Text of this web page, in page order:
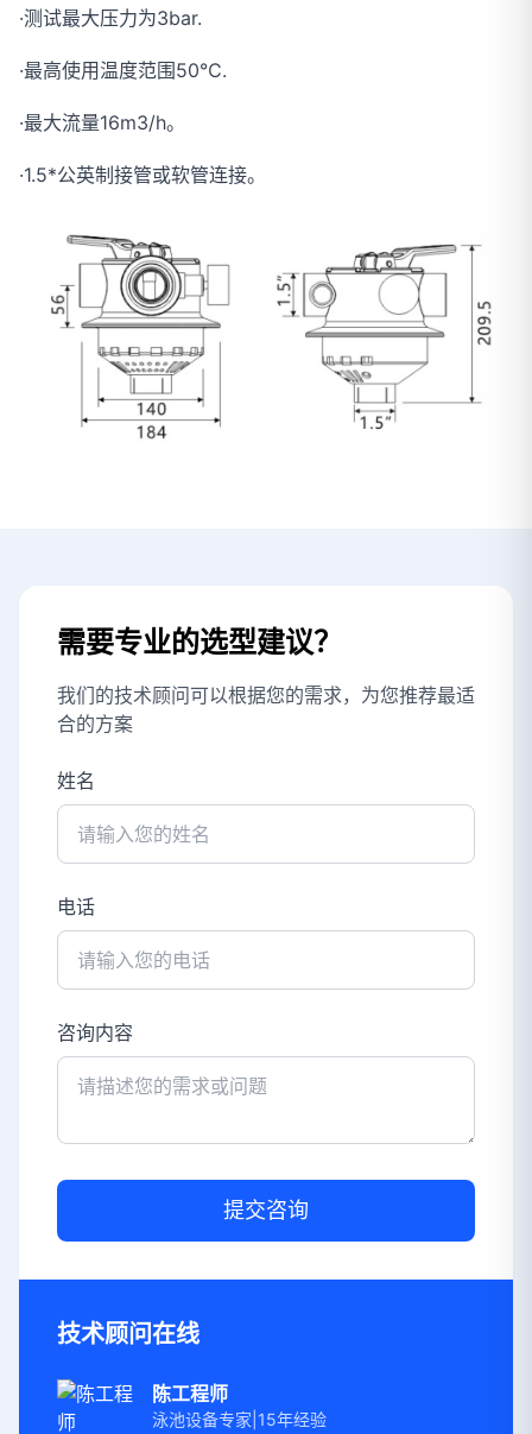
·测试最大压力为3bar.
·最高使用温度范围50℃.
·最大流量16m3/h。
·1.5*公英制接管或软管连接。
需要专业的选型建议？
我们的技术顾问可以根据您的需求，为您推荐最适
合的方案
姓名
电话
咨询内容
提交咨询
技术顾问在线
陈工程师
泳池设备专家|15年经验